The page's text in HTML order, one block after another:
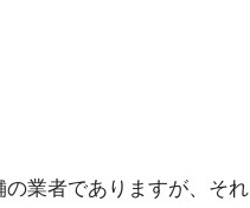
業者でありますが、それ